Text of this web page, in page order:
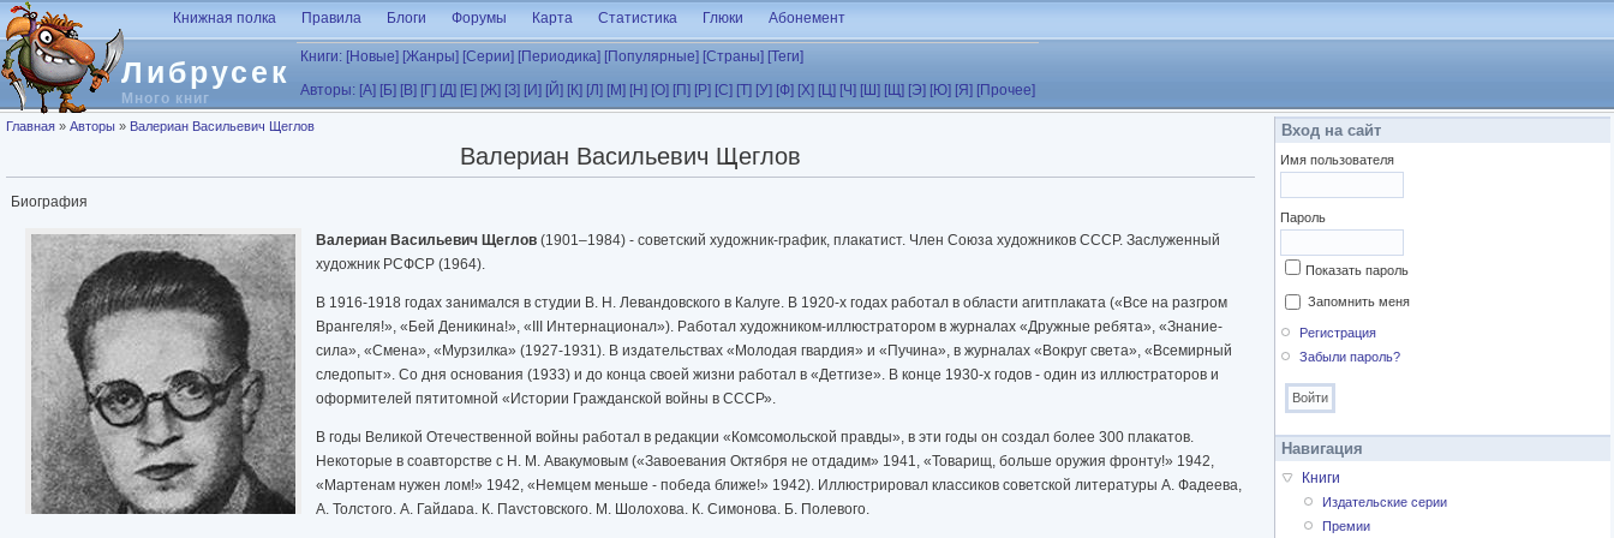
Перейти к основному содержанию
Либрусек
Много книг
Книжная полка Правила Блоги Форумы Карта Статистика Глюки Абонемент
Книги: [Новые] [Жанры] [Серии] [Периодика] [Популярные] [Страны] [Теги]
Авторы: [А] [Б] [В] [Г] [Д] [Е] [Ж] [З] [И] [Й] [К] [Л] [М] [Н] [О] [П] [Р] [С] [Т] [У] [Ф] [Х] [Ц] [Ч] [Ш] [Щ] [Э] [Ю] [Я] [Прочее]
Вы здесь
Главная » Авторы » Валериан Васильевич Щеглов
Валериан Васильевич Щеглов
Биография
Валериан Васильевич Щеглов (1901–1984) - советский художник-график, плакатист. Член Союза художников СССР. Заслуженный
художник РСФСР (1964).
В 1916-1918 годах занимался в студии В. Н. Левандовского в Калуге. В 1920-х годах работал в области агитплаката («Все на разгром
Врангеля!», «Бей Деникина!», «III Интернационал»). Работал художником-иллюстратором в журналах «Дружные ребята», «Знание-
сила», «Смена», «Мурзилка» (1927-1931). В издательствах «Молодая гвардия» и «Пучина», в журналах «Вокруг света», «Всемирный
следопыт». Со дня основания (1933) и до конца своей жизни работал в «Детгизе». В конце 1930-х годов - один из иллюстраторов и
оформителей пятитомной «Истории Гражданской войны в СССР».
В годы Великой Отечественной войны работал в редакции «Комсомольской правды», в эти годы он создал более 300 плакатов.
Некоторые в соавторстве с Н. М. Авакумовым («Завоевания Октября не отдадим» 1941, «Товарищ, больше оружия фронту!» 1942,
«Мартенам нужен лом!» 1942, «Немцем меньше - победа ближе!» 1942). Иллюстрировал классиков советской литературы А. Фадеева,
А. Толстого, А. Гайдара, К. Паустовского, М. Шолохова, К. Симонова, Б. Полевого.
Вход на сайт
Имя пользователя
Пароль
Показать пароль
Запомнить меня
Регистрация
Забыли пароль?
Навигация
Книги
Издательские серии
Премии